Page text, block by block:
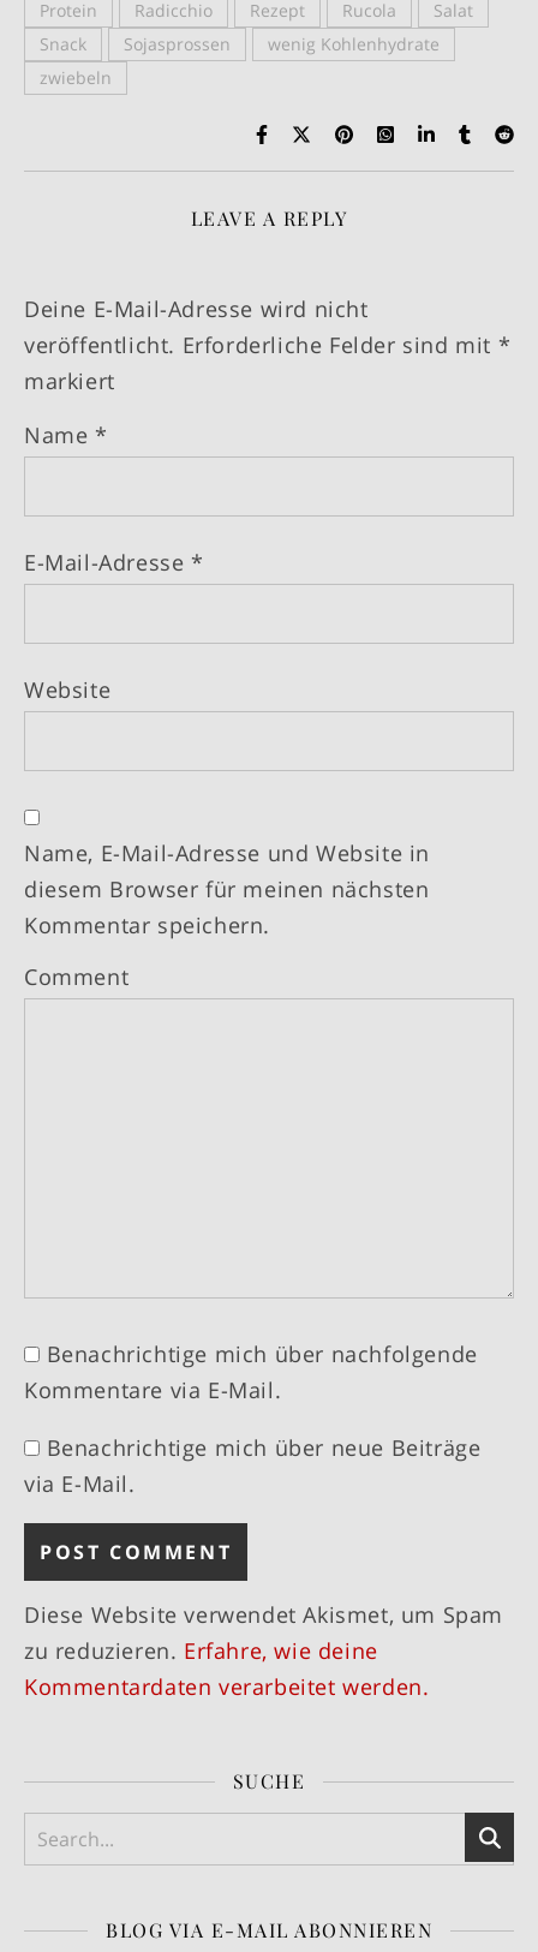
Protein Radicchio Rezept Rucola
Salat
Snack
Sojasprossen
wenig Kohlenhydrate
zwiebeln
LEAVE A REPLY
Deine E-Mail-Adresse wird nicht
veröffentlicht. Erforderliche Felder sind mit *
markiert
Name *
E-Mail-Adresse *
Website
Name, E-Mail-Adresse und Website in
diesem Browser für meinen nächsten
Kommentar speichern.
Comment
Benachrichtige mich über nachfolgende
Kommentare via E-Mail.
Benachrichtige mich über neue Beiträge
via E-Mail.
Diese Website verwendet Akismet, um Spam
zu reduzieren. Erfahre, wie deine
Kommentardaten verarbeitet werden.
SUCHE
BLOG VIA E-MAIL ABONNIEREN